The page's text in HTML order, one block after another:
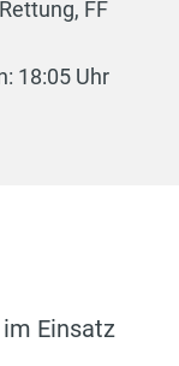
FF
18:05 Uhr
Einsatz